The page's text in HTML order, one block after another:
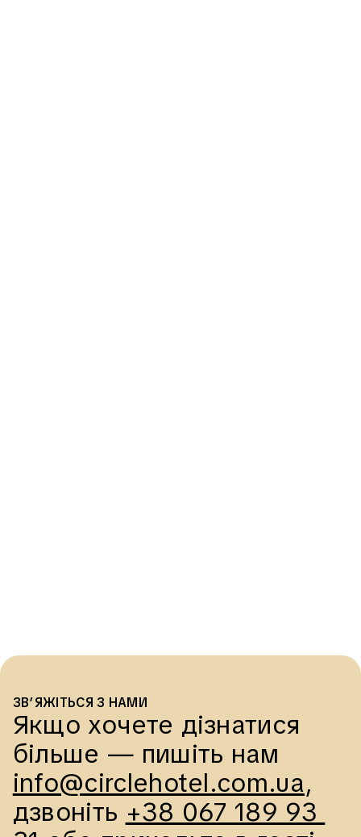
ЗВ’ЯЖІТЬСЯ З НАМИ
Якщо хочете дізнатися
більше — пишіть нам
info@circlehotel.com.ua,
дзвоніть +38 067 189 93